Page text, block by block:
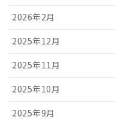
2026年2月
2025年12月
2025年11月
2025年10月
2025年9月